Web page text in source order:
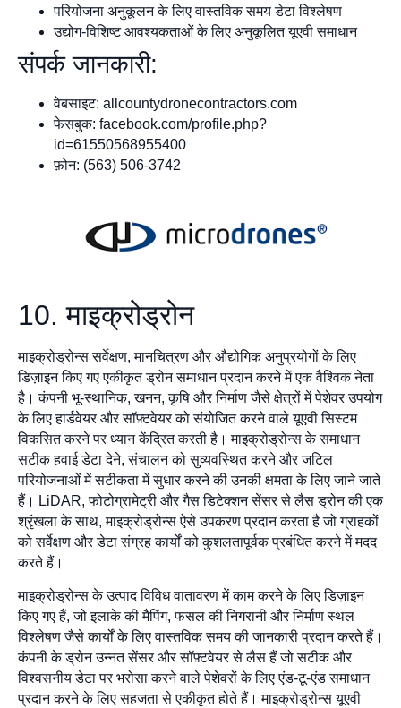
परियोजना अनुकूलन के लिए वास्तविक समय डेटा विश्लेषण
उद्योग-विशिष्ट आवश्यकताओं के लिए अनुकूलित यूएवी समाधान
संपर्क जानकारी:
वेबसाइट: allcountydronecontractors.com
फेसबुक: facebook.com/profile.php?
id=61550568955400
फ़ोन: (563) 506-3742
10. माइक्रोड्रोन
माइक्रोड्रोन्स सर्वेक्षण, मानचित्रण और औद्योगिक अनुप्रयोगों के लिए
डिज़ाइन किए गए एकीकृत ड्रोन समाधान प्रदान करने में एक वैश्विक नेता
है। कंपनी भू-स्थानिक, खनन, कृषि और निर्माण जैसे क्षेत्रों में पेशेवर उपयोग
के लिए हार्डवेयर और सॉफ़्टवेयर को संयोजित करने वाले यूएवी सिस्टम
विकसित करने पर ध्यान केंद्रित करती है। माइक्रोड्रोन्स के समाधान
सटीक हवाई डेटा देने, संचालन को सुव्यवस्थित करने और जटिल
परियोजनाओं में सटीकता में सुधार करने की उनकी क्षमता के लिए जाने जाते
हैं। LiDAR, फोटोग्रामेट्री और गैस डिटेक्शन सेंसर से लैस ड्रोन की एक
श्रृंखला के साथ, माइक्रोड्रोन्स ऐसे उपकरण प्रदान करता है जो ग्राहकों
को सर्वेक्षण और डेटा संग्रह कार्यों को कुशलतापूर्वक प्रबंधित करने में मदद
करते हैं।
माइक्रोड्रोन्स के उत्पाद विविध वातावरण में काम करने के लिए डिज़ाइन
किए गए हैं, जो इलाके की मैपिंग, फसल की निगरानी और निर्माण स्थल
विश्लेषण जैसे कार्यों के लिए वास्तविक समय की जानकारी प्रदान करते हैं।
कंपनी के ड्रोन उन्नत सेंसर और सॉफ़्टवेयर से लैस हैं जो सटीक और
विश्वसनीय डेटा पर भरोसा करने वाले पेशेवरों के लिए एंड-टू-एंड समाधान
प्रदान करने के लिए सहजता से एकीकृत होते हैं। माइक्रोड्रोन्स यूएवी